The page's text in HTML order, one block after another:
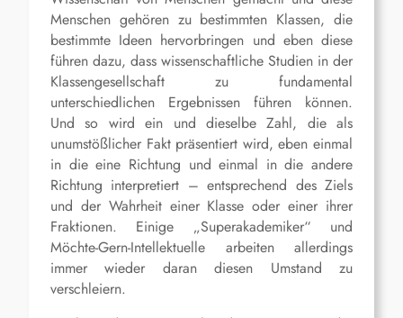
Menschen gehören zu bestimmten Klassen, die
bestimmte Ideen hervorbringen und eben diese
führen dazu, dass wissenschaftliche Studien in der
Klassengesellschaft zu fundamental
unterschiedlichen Ergebnissen führen können.
Und so wird ein und dieselbe Zahl, die als
unumstößlicher Fakt präsentiert wird, eben einmal
in die eine Richtung und einmal in die andere
Richtung interpretiert – entsprechend des Ziels
und der Wahrheit einer Klasse oder einer ihrer
Fraktionen. Einige „Superakademiker“ und
Möchte-Gern-Intellektuelle arbeiten allerdings
immer wieder daran diesen Umstand zu
verschleiern.